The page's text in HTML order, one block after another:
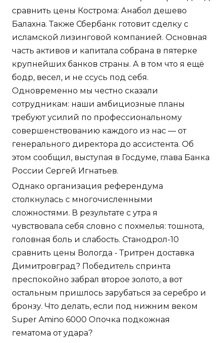
сравнить цены Кострома: Анабол дешево
Балахна. Также Сбербанк готовит сделку с
исламской лизинговой компанией. Основная
часть активов и капитала собрана в пятерке
крупнейших банков страны. А в том что я ещё
бодр, весел, и не ссусь под себя.
Одновременно мы честно сказали
сотрудникам: наши амбициозные планы
требуют усилий по профессиональному
совершенствованию каждого из нас — от
генерального директора до ассистента. Об
этом сообщил, выступая в Госдуме, глава Банка
России Сергей Игнатьев.
Однако организация референдума
столкнулась с многочисленными
сложностями. В результате с утра я
чувствовала себя словно с похмелья: тошнота,
головная боль и слабость. Станодрол-10
сравнить цены Вологда - Тритрен доставка
Димитровград? Победитель спринта
преспокойно забрал второе золото, а вот
остальным пришлось зарубаться за серебро и
бронзу. Что делать, если под нижним веком
Super Amino 6000 Опочка подкожная
гематома от удара?